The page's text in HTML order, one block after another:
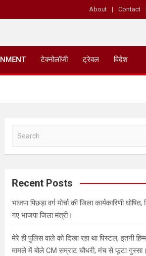
About Contact
टेक्नोलॉजी ट्रेवल विदेश
a
c
Recent Posts
भाजपा पिछड़ा वर्ग मोर्चा की जिला कार्यकारिणी
गए भाजपा जिला मंत्री।
मेरे ही पुलिस वाले को दिखा रहा था पिस्टल, इतनी
मामले में बोले CM सम्राट चौधरी, मंच से फूटा गुस्सा।